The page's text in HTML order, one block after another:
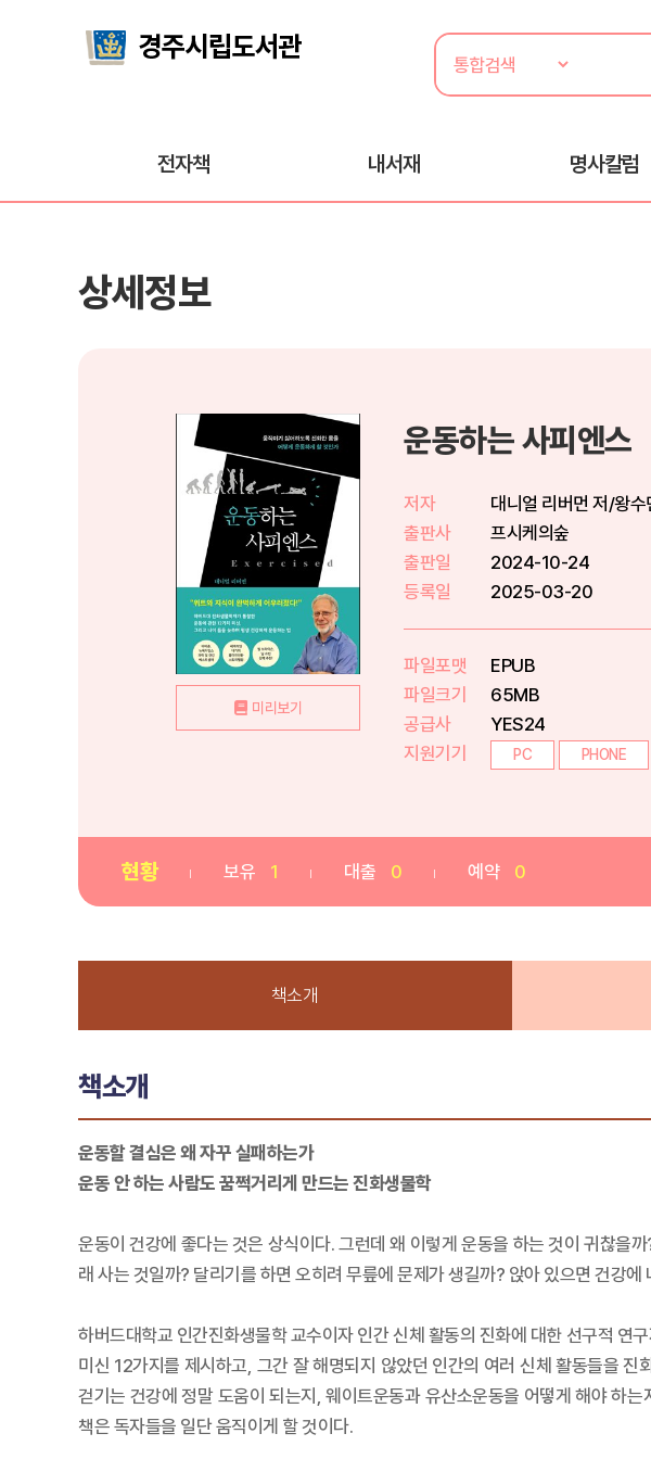
전자책 내서재 명사칼럼
상세정보
미리보기
운동하는 사피엔스
저자
대니얼 리버먼 저/왕수
출판사
프시케의숲
출판일
2024-10-24
등록일
2025-03-20
파일포맷
EPUB
파일크기
65MB
공급사
YES24
지원기기
PC PHONE
현황 보유 1 대출 0 예약 0
책소개
책소개
운동할 결심은 왜 자꾸 실패하는가
운동 안 하는 사람도 꿈쩍거리게 만드는 진화생물학
운동이 건강에 좋다는 것은 상식이다. 그런데 왜 이렇게 운동을 하는 것이 귀찮을
래 사는 것일까? 달리기를 하면 오히려 무릎에 문제가 생길까? 앉아 있으면 건강
하버드대학교 인간진화생물학 교수이자 인간 신체 활동의 진화에 대한 선구적 연
미신 12가지를 제시하고, 그간 잘 해명되지 않았던 인간의 여러 신체 활동들을
걷기는 건강에 정말 도움이 되는지, 웨이트운동과 유산소운동을 어떻게 해야 하
책은 독자들을 일단 움직이게 할 것이다.